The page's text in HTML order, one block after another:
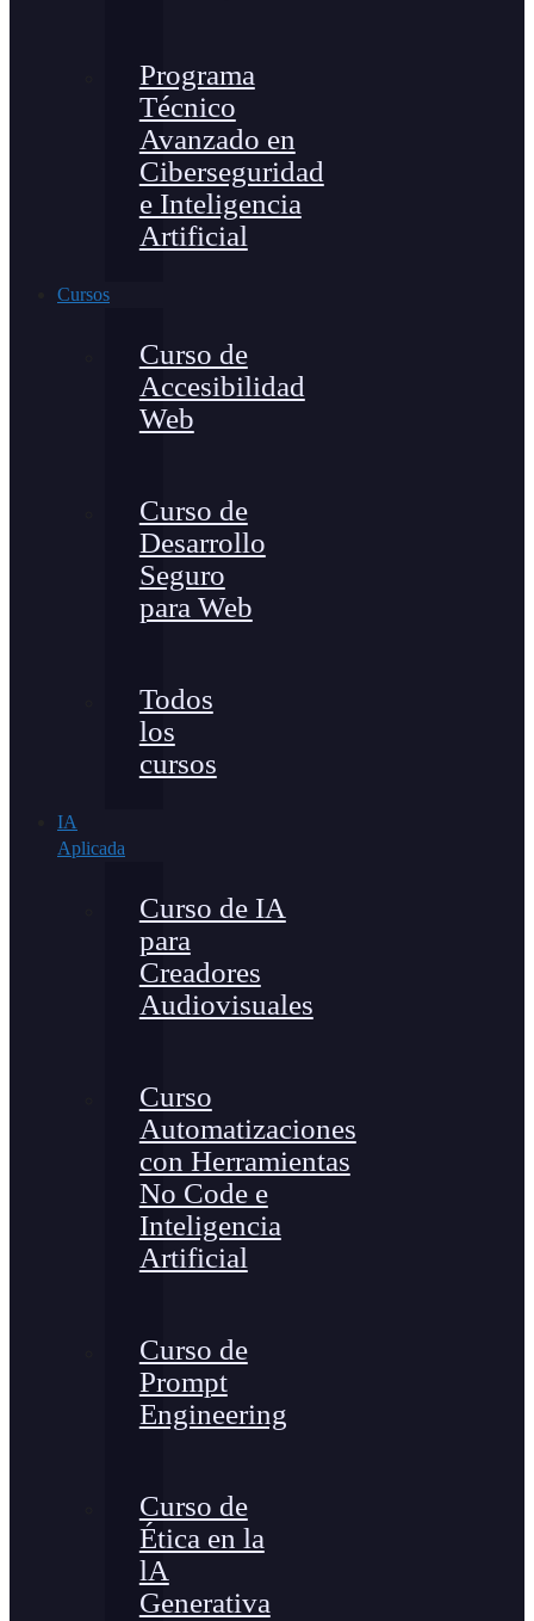
Programa
Técnico
Avanzado en
Ciberseguridad
e Inteligencia
Artificial
Cursos
Curso de
Accesibilidad
Web
Curso de
Desarrollo
Seguro
para Web
Todos
los
cursos
IA
Aplicada
Curso de IA
para
Creadores
Audiovisuales
Curso
Automatizaciones
con Herramientas
No Code e
Inteligencia
Artificial
Curso de
Prompt
Engineering
Curso de
Ética en la
lA
Generativa